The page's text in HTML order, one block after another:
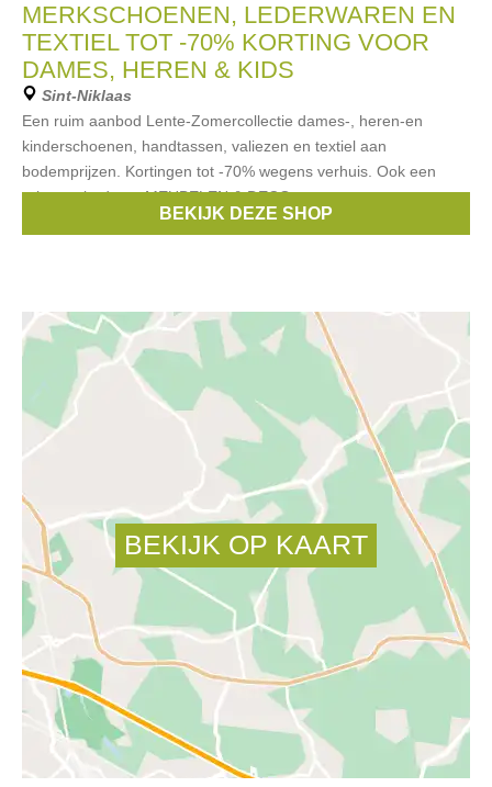
MERKSCHOENEN, LEDERWAREN EN
TEXTIEL TOT -70% KORTING VOOR
DAMES, HEREN & KIDS
Sint-Niklaas
Een ruim aanbod Lente-Zomercollectie dames-, heren-en
kinderschoenen, handtassen, valiezen en textiel aan
bodemprijzen. Kortingen tot -70% wegens verhuis. Ook een
ruim aanbod aan MEUBELEN & DECO
,CKS,Puma,Timberland
BEKIJK DEZE SHOP